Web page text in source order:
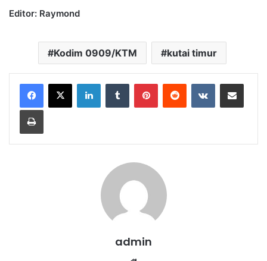
Editor: Raymond
Kodim 0909/KTM kutai timur
admin